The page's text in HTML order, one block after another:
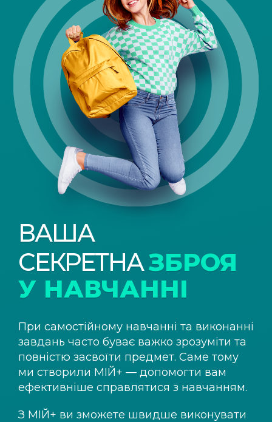
ВАША
СЕКРЕТНАЗБРОЯ
У НАВЧАННІ
При самостійному навчанні та виконанні
завдань часто буває важко зрозуміти та
повністю засвоїти предмет. Саме тому
ми створили МІЙ+ — допомогти вам
ефективніше справлятися з навчанням.
З МІЙ+ ви зможете швидше виконувати